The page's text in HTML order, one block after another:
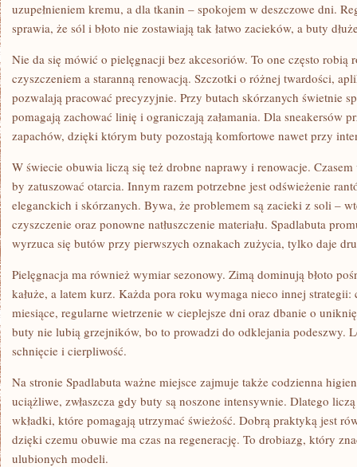
uzupełnieniem kremu, a dla tkanin – spokojem w deszczowe dni.
sprawia, że sól i błoto nie zostawiają tak łatwo zacieków, a buty
Nie da się mówić o pielęgnacji bez akcesoriów. To one często robią
czyszczeniem a staranną renowacją. Szczotki o różnej twardości,
pozwalają pracować precyzyjnie. Przy butach skórzanych świetnie
pomagają zachować linię i ograniczają załamania. Dla sneakersów
zapachów, dzięki którym buty pozostają komfortowe nawet przy
W świecie obuwia liczą się też drobne naprawy i renowacje.
by zatuszować otarcia. Innym razem potrzebne jest odświeżenie
eleganckich i skórzanych. Bywa, że problemem są zacieki z soli –
czyszczenie oraz ponowne natłuszczenie materiału. Spadlabuta
wyrzuca się butów przy pierwszych oznakach zużycia, tylko daje
Pielęgnacja ma również wymiar sezonowy. Zimą dominują błoto
kałuże, a latem kurz. Każda pora roku wymaga nieco innej strategii:
miesiące, regularne wietrzenie w cieplejsze dni oraz dbanie o
buty nie lubią grzejników, bo to prowadzi do odklejania podeszwy.
schnięcie i cierpliwość.
Na stronie Spadlabuta ważne miejsce zajmuje także codzienna
uciążliwe, zwłaszcza gdy buty są noszone intensywnie. Dlatego
wkładki, które pomagają utrzymać świeżość. Dobrą praktyką jest
dzięki czemu obuwie ma czas na regenerację. To drobiazg, który
ulubionych modeli.